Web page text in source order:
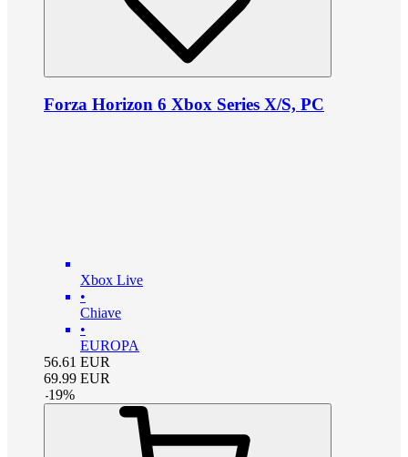
Forza Horizon 6 Xbox Series X/S, PC
Xbox Live
•
Chiave
•
EUROPA
56.61 EUR
69.99 EUR
-19%